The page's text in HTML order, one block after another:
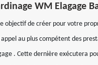
WM Elagage
objectif de créer pour votre
au plus compétent des
. Cette dernière exécutera